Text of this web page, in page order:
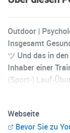
Outdoor |
Insgesamt
ツ Und das in
Inhaber einer
(Sport-) Lauf-
Sucht,
Webseite
Bevor Sie zu